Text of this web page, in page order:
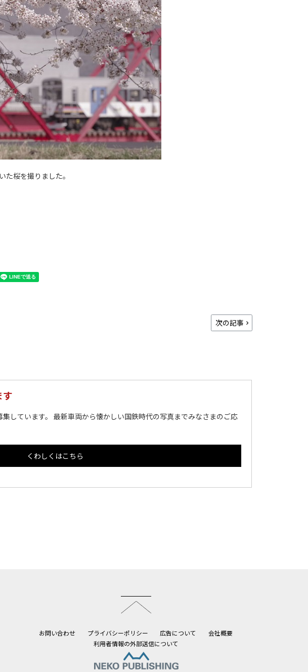
桜を撮りました。
次の記事
す
しています。 最新車両から懐かしい国鉄時代の写真までみなさまのご応
くわしくはこちら
お問い合わせ プライバシーポリシー 広告について
会社概要
利用者情報の外部送信について